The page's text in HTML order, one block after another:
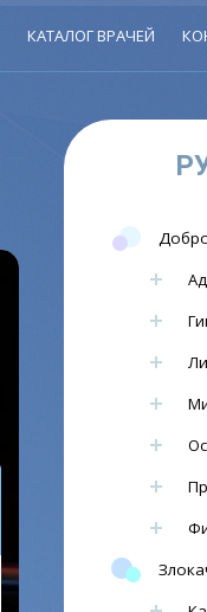
КАТАЛОГ ВРАЧЕЙ